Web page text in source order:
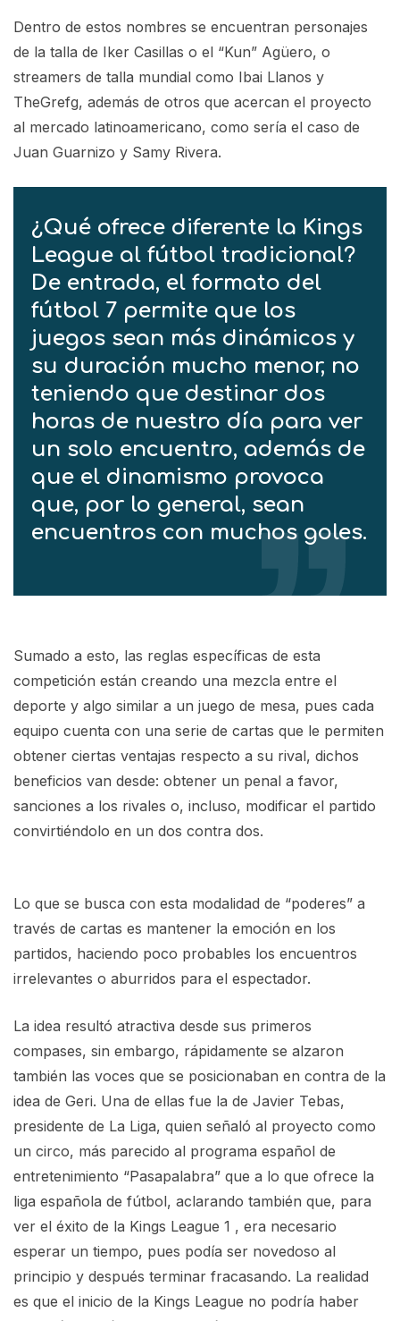
Dentro de estos nombres se encuentran personajes
de la talla de Iker Casillas o el “Kun” Agüero, o
streamers de talla mundial como Ibai Llanos y
TheGrefg, además de otros que acercan el proyecto
al mercado latinoamericano, como sería el caso de
Juan Guarnizo y Samy Rivera.
¿Qué ofrece diferente la Kings
League al fútbol tradicional?
De entrada, el formato del
fútbol 7 permite que los
juegos sean más dinámicos y
su duración mucho menor, no
teniendo que destinar dos
horas de nuestro día para ver
un solo encuentro, además de
que el dinamismo provoca
que, por lo general, sean
encuentros con muchos goles.
Sumado a esto, las reglas específicas de esta
competición están creando una mezcla entre el
deporte y algo similar a un juego de mesa, pues cada
equipo cuenta con una serie de cartas que le permiten
obtener ciertas ventajas respecto a su rival, dichos
beneficios van desde: obtener un penal a favor,
sanciones a los rivales o, incluso, modificar el partido
convirtiéndolo en un dos contra dos.
Lo que se busca con esta modalidad de “poderes” a
través de cartas es mantener la emoción en los
partidos, haciendo poco probables los encuentros
irrelevantes o aburridos para el espectador.
La idea resultó atractiva desde sus primeros
compases, sin embargo, rápidamente se alzaron
también las voces que se posicionaban en contra de la
idea de Geri. Una de ellas fue la de Javier Tebas,
presidente de La Liga, quien señaló al proyecto como
un circo, más parecido al programa español de
entretenimiento “Pasapalabra” que a lo que ofrece la
liga española de fútbol, aclarando también que, para
ver el éxito de la Kings League 1 , era necesario
esperar un tiempo, pues podía ser novedoso al
principio y después terminar fracasando. La realidad
es que el inicio de la Kings League no podría haber